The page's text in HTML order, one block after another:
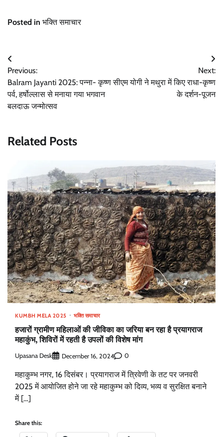
Posted in भक्ति समाचार
Post
navigation
Previous:
Balram Jayanti 2025: पन्ना- कृष्ण
पर्व, हर्षोल्लास से मनाया गया भगवान
बलदाऊ जन्मोत्सव
Next:
सीएम योगी ने मथुरा में किए राधा-कृष्ण
के दर्शन-पूजन
Related Posts
KUMBH MELA 2025 भक्ति समाचार
हजारों ग्रामीण महिलाओं की जीविका का जरिया बन रहा है प्रयागराज
महाकुंभ, शिविरों में रहती है उपलों की विशेष मांग
Upasana Desk December 16, 2024 0
महाकुम्भ नगर, 16 दिसंबर। प्रयागराज में त्रिवेणी के तट पर जनवरी
2025 में आयोजित होने जा रहे महाकुम्भ को दिव्य, भव्य व सुरक्षित बनाने
में […]
Share this: